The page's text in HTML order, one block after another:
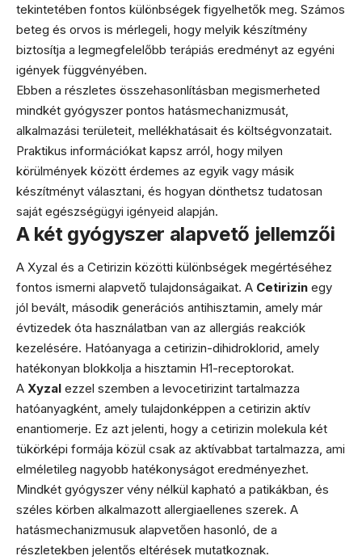
tekintetében fontos különbségek figyelhetők meg. Számos
beteg és orvos is mérlegeli, hogy melyik készítmény
biztosítja a legmegfelelőbb terápiás eredményt az egyéni
igények függvényében.
Ebben a részletes összehasonlításban megismerheted
mindkét gyógyszer pontos hatásmechanizmusát,
alkalmazási területeit, mellékhatásait és költségvonzatait.
Praktikus információkat kapsz arról, hogy milyen
körülmények között érdemes az egyik vagy másik
készítményt választani, és hogyan dönthetsz tudatosan
saját egészségügyi igényeid alapján.
A két gyógyszer alapvető jellemzői
A Xyzal és a Cetirizin közötti különbségek megértéséhez
fontos ismerni alapvető tulajdonságaikat. A Cetirizin egy
jól bevált, második generációs antihisztamin, amely már
évtizedek óta használatban van az allergiás reakciók
kezelésére. Hatóanyaga a cetirizin-dihidroklorid, amely
hatékonyan blokkolja a hisztamin H1-receptorokat.
A Xyzal ezzel szemben a levocetirizint tartalmazza
hatóanyagként, amely tulajdonképpen a cetirizin aktív
enantiomerje. Ez azt jelenti, hogy a cetirizin molekula két
tükörképi formája közül csak az aktívabbat tartalmazza, ami
elméletileg nagyobb hatékonyságot eredményezhet.
Mindkét gyógyszer vény nélkül kapható a patikákban, és
széles körben alkalmazott allergiaellenes szerek. A
hatásmechanizmusuk alapvetően hasonló, de a
részletekben jelentős eltérések mutatkoznak.